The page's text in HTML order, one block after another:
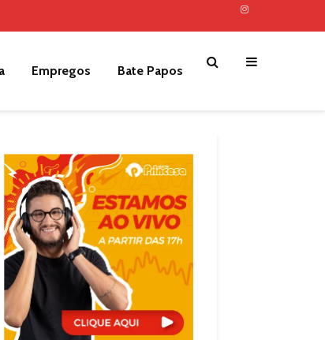
Empregos Bate Papos